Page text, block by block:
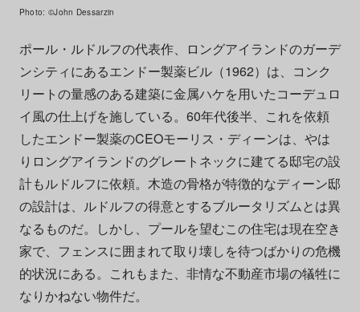
Photo: ©John Dessarzin
ポール・ルドルフの代表作、ロングアイランドのガーデ
ンシティにあるエンドー製薬ビル（1962）は、コンク
リートの量感のある建築に金属ハケを用いたコーデュロ
イ風の仕上げを施している。60年代後半、これを依頼
したエンドー製薬のCEOモーリス・ディーンは、やは
りロングアイランドのグレートネックに建てる邸宅の設
計もルドルフに依頼。木造の骨格が特徴的なディーン邸
の設計は、ルドルフの得意とするブルータリズムとは異
なるものだ。しかし、プールを望むこの住宅は現在空き
家で、フェンスに囲まれて取り壊しを待つばかりの危機
的状況にある。これもまた、非情な不動産市場の犠牲に
なりかねない物件だ。